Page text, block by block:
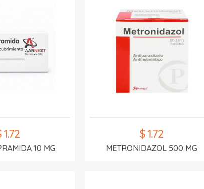
1.72
10 MG
$ 1.72
METRONIDAZOL 500 MG